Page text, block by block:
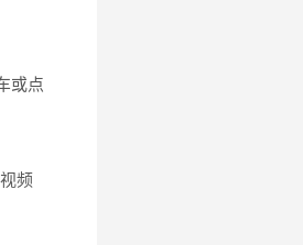
或点
频